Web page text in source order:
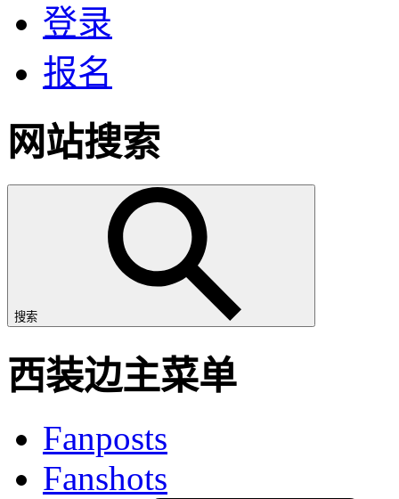
登录
报名
网站搜索
搜索
西装边主菜单
Fanposts
Fanshots